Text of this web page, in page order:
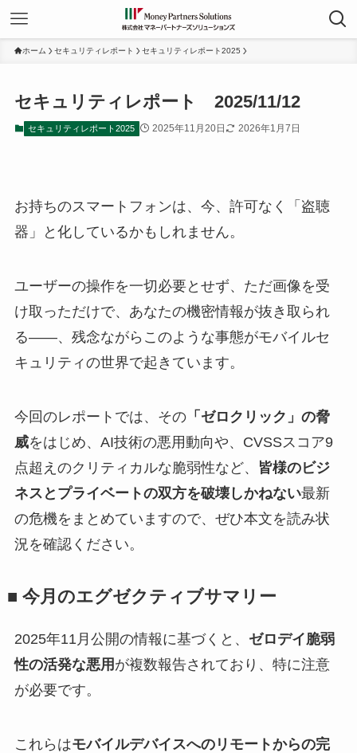
ホーム セキュリティレポート セキュリティレポート2025
セキュリティレポート 2025/11/12
セキュリティレポート2025 2025年11月20日 2026年1月7日
お持ちのスマートフォンは、今、許可なく「盗聴
器」と化しているかもしれません。
ユーザーの操作を一切必要とせず、ただ画像を受
け取っただけで、あなたの機密情報が抜き取られ
る――、残念ながらこのような事態がモバイルセ
キュリティの世界で起きています。
今回のレポートでは、その「ゼロクリック」の脅
威をはじめ、AI技術の悪用動向や、CVSSスコア9
点超えのクリティカルな脆弱性など、 皆様のビジ
ネスとプライベートの双方を破壊しかねない最新
の危機をまとめていますので、ぜひ本文を読み状
況を確認ください。
■ 今月のエグゼクティブサマリー
2025年11月公開の情報に基づくと、 ゼロデイ脆弱
性の活発な悪用 が複数報告されており、特に注意
が必要です。
これらはモバイルデバイスへのリモートからの完